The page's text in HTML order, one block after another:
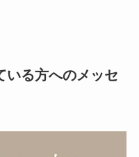
いる方へのメッセ